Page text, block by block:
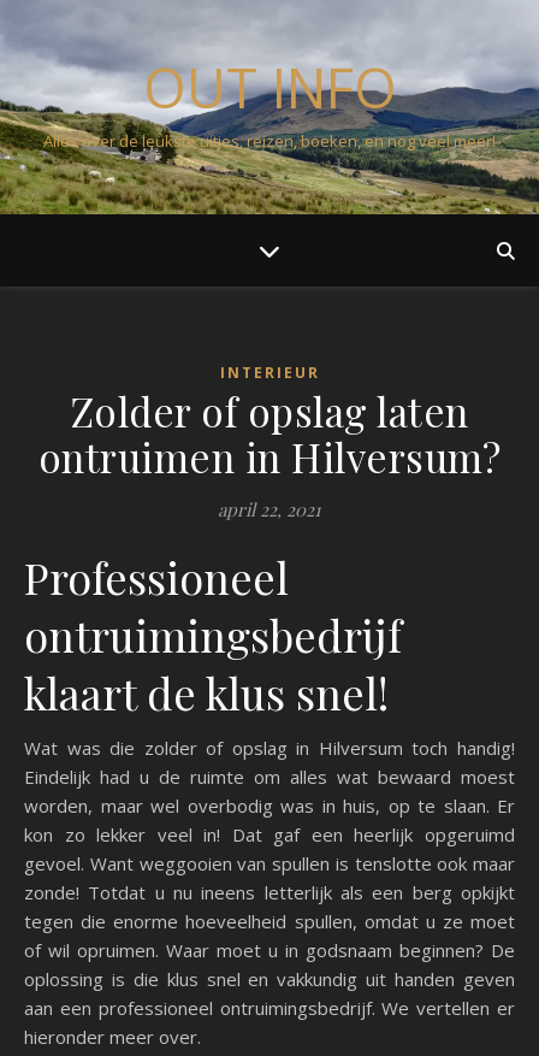
OUT INFO
Alles over de leukste uitjes, reizen, boeken, en nog veel meer!
INTERIEUR
Zolder of opslag laten
ontruimen in Hilversum?
april 22, 2021
Professioneel
ontruimingsbedrijf
klaart de klus snel!
Wat was die zolder of opslag in Hilversum toch handig!
Eindelijk had u de ruimte om alles wat bewaard moest
worden, maar wel overbodig was in huis, op te slaan. Er
kon zo lekker veel in! Dat gaf een heerlijk opgeruimd
gevoel. Want weggooien van spullen is tenslotte ook maar
zonde! Totdat u nu ineens letterlijk als een berg opkijkt
tegen die enorme hoeveelheid spullen, omdat u ze moet
of wil opruimen. Waar moet u in godsnaam beginnen? De
oplossing is die klus snel en vakkundig uit handen geven
aan een professioneel ontruimingsbedrijf. We vertellen er
hieronder meer over.